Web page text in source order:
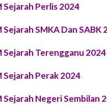
Sejarah Perlis 2024
Sejarah SMKA Dan SABK
Sejarah Terengganu 2024
Sejarah Perak 2024
Sejarah Negeri Sembilan